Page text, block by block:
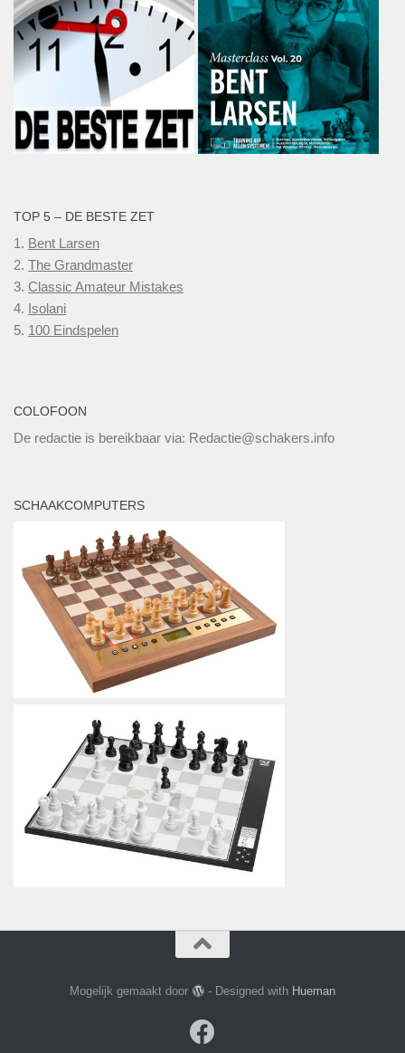
TOP 5 – DE BESTE ZET
1. Bent Larsen
2. The Grandmaster
3. Classic Amateur Mistakes
4. Isolani
5. 100 Eindspelen
COLOFOON
De redactie is bereikbaar via: Redactie@schakers.info
SCHAAKCOMPUTERS
Mogelijk gemaakt door - Designed with Hueman